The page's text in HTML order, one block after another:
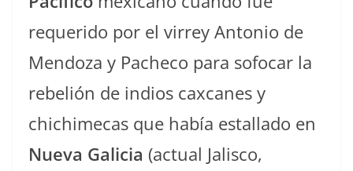
requerido por el virrey Antonio de
Mendoza y Pacheco para sofocar la
rebelión de indios caxcanes y
chichimecas que había estallado en
Nueva Galicia (actual Jalisco,